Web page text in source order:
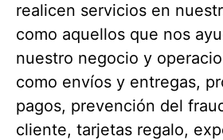
realicen servicios en
como aquellos que nos
nuestro negocio y
como envíos y entregas,
pagos, prevención del
cliente, tarjetas regalo,